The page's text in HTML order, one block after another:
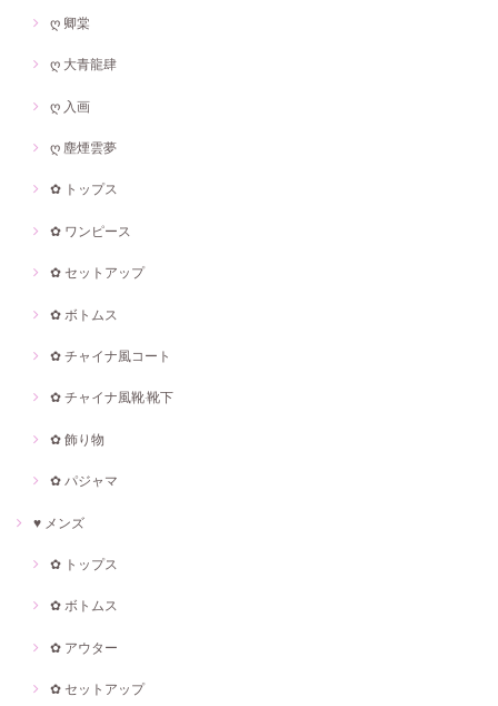
ღ 卿棠
ღ 大青龍肆
ღ 入画
ღ 塵煙雲夢
✿ トップス
✿ ワンピース
✿ セットアップ
✿ ボトムス
✿ チャイナ風コート
✿ チャイナ風靴·靴下
✿ 飾り物
✿ パジャマ
♥ メンズ
✿ トップス
✿ ボトムス
✿ アウター
✿ セットアップ